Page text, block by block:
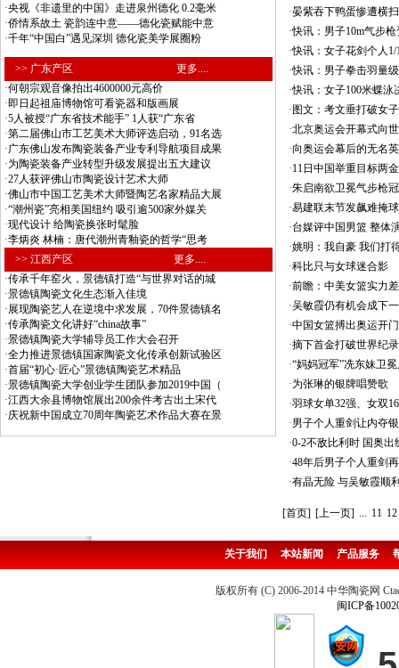
·央视《非遗里的中国》走进泉州德化 0.2毫米
·侨情系故土 瓷韵连中意——德化瓷赋能中意
·千年“中国白”遇见深圳 德化瓷美学展圈粉
>> 广东产区
更多....
·何朝宗观音像拍出4600000元高价
·即日起祖庙博物馆可看瓷器和版画展
·5人被授“广东省技术能手” 1人获“广东省
·第二届佛山市工艺美术大师评选启动，91名选
·广东佛山发布陶瓷装备产业专利导航项目成果
·为陶瓷装备产业转型升级发展提出五大建议
·27人获评佛山市陶瓷设计艺术大师
·佛山市中国工艺美术大师暨陶艺名家精品大展
·“潮州瓷”亮相美国纽约 吸引逾500家外媒关
·现代设计 给陶瓷换张时髦脸
·李炳炎 林楠：唐代潮州青釉瓷的哲学“思考
>> 江西产区
更多....
·传承千年窑火，景德镇打造“与世界对话的城
·景德镇陶瓷文化生态渐入佳境
·展现陶瓷艺人在逆境中求发展，70件景德镇名
·传承陶瓷文化讲好“china故事”
·景德镇陶瓷大学辅导员工作大会召开
·全力推进景德镇国家陶瓷文化传承创新试验区
·首届“初心·匠心”景德镇陶瓷艺术精品
·景德镇陶瓷大学创业学生团队参加2019中国（
·江西大余县博物馆展出200余件考古出土宋代
·庆祝新中国成立70周年陶瓷艺术作品大赛在景
·晏紫吞下鸭蛋惨遭横
·快讯：男子10m气步
·快讯：女子花剑个人
·快讯：男子拳击羽量
·快讯：女子100米蝶泳
· 图文：考文垂打破女
·北京奥运会开幕式向
·向奥运会幕后的无名
·11日中国举重目标两
·朱启南欲卫冕气步枪
·易建联末节发飙难掩
·台媒评中国男篮 整体
·姚明：我自豪 我们打
·科比只与女球迷合影
·前瞻：中美女篮实力
·吴敏霞仍有机会成下
·中国女篮搏出奥运开
·摘下首金打破世界纪
·“妈妈冠军”冼东妹卫
·为张琳的银牌唱赞歌
·羽球女单32强、女双
·男子个人重剑让内夺
·0-2不敌比利时 国奥出
·48年后男子个人重剑
·有晶无险 与吴敏霞顺
[首页] [上一页] ... 11 12
关于我们 本站新闻 产品服务
版权所有 (C) 2006-2014 中华陶瓷网
闽ICP备